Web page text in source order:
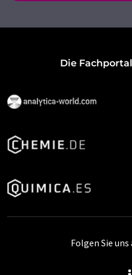
Die
Folgen Sie